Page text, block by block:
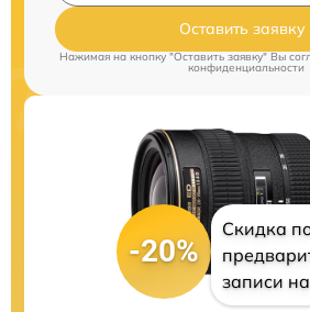
Оставить заявку
Нажимая на кнопку "Оставить заявку" Вы
конфиденциальности
-20%
Скидка
записи